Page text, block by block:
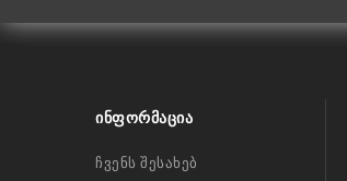
ᲘᲜᲤᲝᲠᲛᲐᲪᲘᲐ
ჩვენს შესახებ